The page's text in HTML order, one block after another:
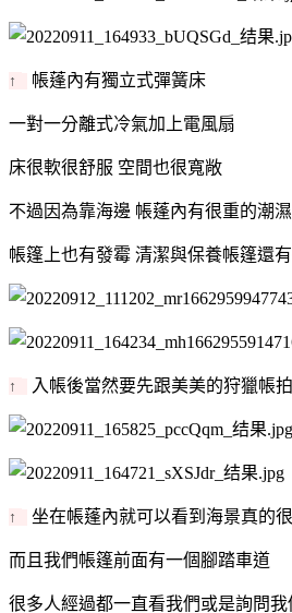
↑ 帳蓬內有獨立式彈簧床
一對一分離式冷氣加上電風扇
床很軟很舒服 空間也很寬敞
不過因為靠海邊 帳蓬內有很重的潮
帳篷上也有發霉 清潔與保養帳篷還
↑ 入帳後當然要先跟美美的狩獵帳
↑ 坐在帳蓬內就可以看到海景真的
而且我們帳篷前面有一個腳踏車道
很多人經過都一直看我們或是詢問我